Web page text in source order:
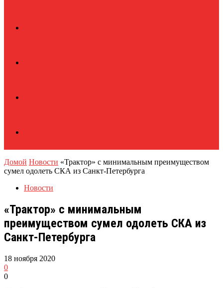
Домой Новости «Трактор» с минимальным преимуществом
сумел одолеть СКА из Санкт-Петербурга
Новости
«Трактор» с минимальным
преимуществом сумел одолеть СКА из
Санкт-Петербурга
18 ноября 2020
0
0